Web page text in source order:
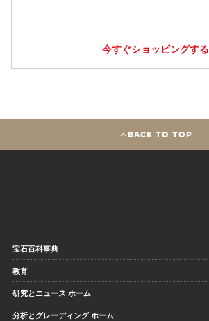
今すぐショッピングする
BACK TO TOP
宝石百科事典
教育
研究とニュース ホーム
分析とグレーディング ホーム